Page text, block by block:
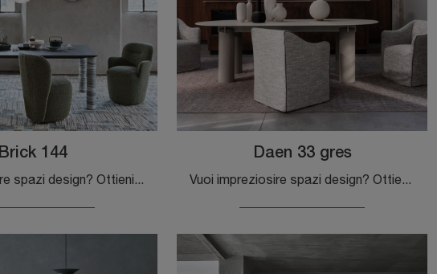
Brick 144
Vuoi valorizzare spazi design? Ottieni informazioni sui tavoli design fissi: il modello da pranzo Brick 144 ti sta aspettando.
Daen 33 gres
Vuoi impreziosire spazi design? Ottieni informazioni sui tavoli design fissi: il modello da pranzo Daen 33 gres ti aspetta.